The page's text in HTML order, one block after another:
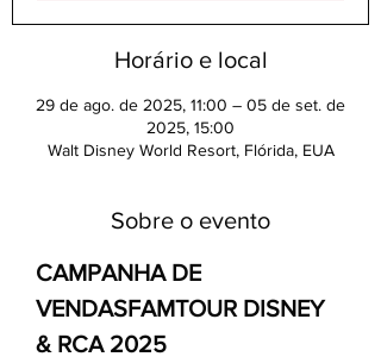
Horário e local
29 de ago. de 2025, 11:00 – 05 de set. de
2025, 15:00
Walt Disney World Resort, Flórida, EUA
Sobre o evento
CAMPANHA DE
VENDASFAMTOUR DISNEY
& RCA 2025